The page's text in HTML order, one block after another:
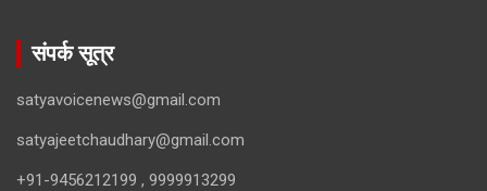
संपर्क सूत्र
satyavoicenews@gmail.com
satyajeetchaudhary@gmail.com
+91-9456212199 , 9999913299